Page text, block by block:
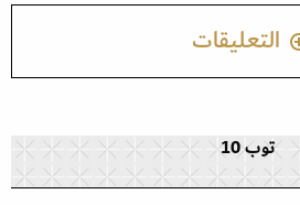
التعليقات
توب 10